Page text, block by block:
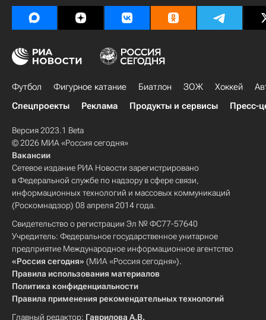
Футбол Фигурное катание Биатлон ЗОЖ Хоккей
Спецпроекты
Реклама Продукты и сервисы Пресс-
Версия 2023.1 Beta
© 2026 МИА «Россия сегодня»
Вакансии
Сетевое издание РИА Новости зарегистрировано
в Федеральной службе по надзору в сфере связи,
информационных технологий и массовых коммуникаций
(Роскомнадзор) 08 апреля 2014 года.
Свидетельство о регистрации Эл № ФС77-57640
Учредитель: Федеральное государственное унитарное
предприятие Международное информационное агентство
«Россия сегодня» (МИА «Россия сегодня»).
Правила использования материалов
Политика конфиденциальности
Правила применения рекомендательных технологий
Главный редактор: Гаврилова А.В.